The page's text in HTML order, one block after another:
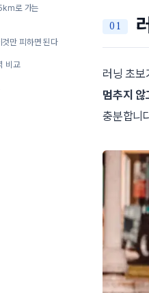
러닝 초
멈추지 않
충분합니
로 가는
만 피하면 된다
비교